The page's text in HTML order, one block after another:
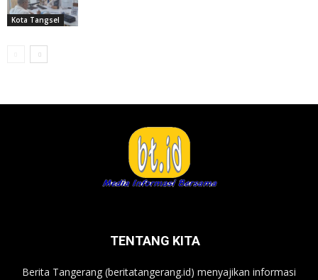
Kota Tangsel
TENTANG KITA
Berita Tangerang (beritatangerang.id) menyajikan informasi